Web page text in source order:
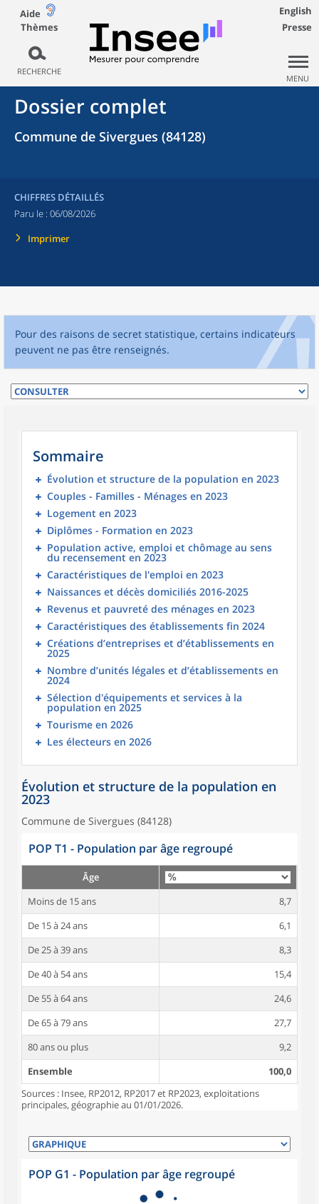
Aide
Thèmes
RECHERCHE
English
Presse
MENU
Dossier complet
Commune de Sivergues (84128)
CHIFFRES DÉTAILLÉS
Paru le : 06/08/2026
Imprimer
Pour des raisons de secret statistique, certains indicateurs
peuvent ne pas être renseignés.
Sommaire
Évolution et structure de la population en 2023
Couples - Familles - Ménages en 2023
Logement en 2023
Diplômes - Formation en 2023
Population active, emploi et chômage au sens
du recensement en 2023
Caractéristiques de l'emploi en 2023
Naissances et décès domiciliés 2016-2025
Revenus et pauvreté des ménages en 2023
Caractéristiques des établissements fin 2024
Créations d’entreprises et d’établissements en
2025
Nombre d’unités légales et d’établissements en
2024
Sélection d'équipements et services à la
population en 2025
Tourisme en 2026
Les électeurs en 2026
Évolution et structure de la population en
2023
Commune de Sivergues (84128)
POP T1 - Population par âge regroupé
Âge
Moins de 15 ans
8,7
De 15 à 24 ans
6,1
De 25 à 39 ans
8,3
De 40 à 54 ans
15,4
De 55 à 64 ans
24,6
De 65 à 79 ans
27,7
80 ans ou plus
9,2
Ensemble
100,0
Sources : Insee, RP2012, RP2017 et RP2023, exploitations
principales, géographie au 01/01/2026.
POP G1 - Population par âge regroupé